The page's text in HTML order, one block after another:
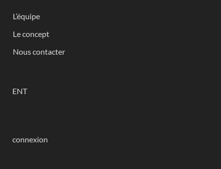
L’équipe
Le concept
Nous contacter
ENT
connexion